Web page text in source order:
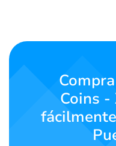
Español
Coins -